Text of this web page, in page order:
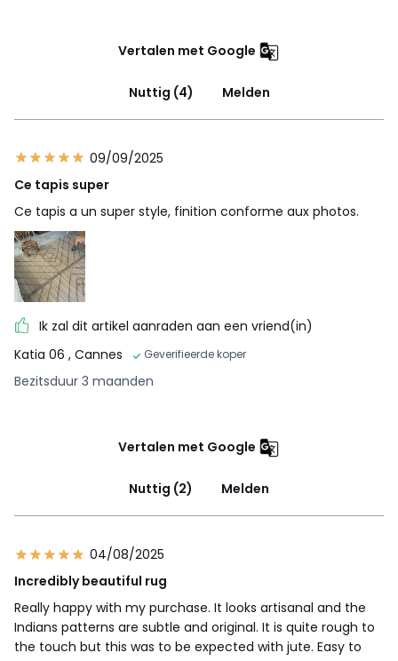
Vertalen met Google
Nuttig (4) Melden
09/09/2025
Ce tapis super
Ce tapis a un super style, finition conforme aux photos.
Ik zal dit artikel aanraden aan een vriend(in)
Katia 06 , Cannes Geverifieerde koper
Bezitsduur 3 maanden
Vertalen met Google
Nuttig (2) Melden
04/08/2025
Incredibly beautiful rug
Really happy with my purchase. It looks artisanal and the
Indians patterns are subtle and original. It is quite rough to
the touch but this was to be expected with jute. Easy to